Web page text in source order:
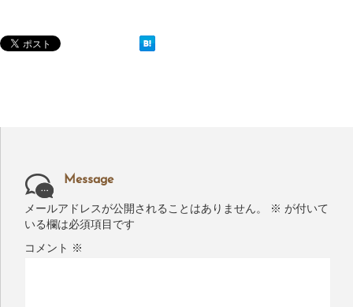
Message
メールアドレスが公開されることはありません。 ※ が付いて
いる欄は必須項目です
コメント ※